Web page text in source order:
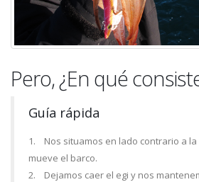
Pero, ¿En qué
Guía rápida
1. Nos situamos en lado contrario a la
mueve el barco.
2. Dejamos caer el egi y nos